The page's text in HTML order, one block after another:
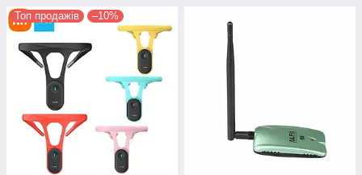
Топ продажів –10%